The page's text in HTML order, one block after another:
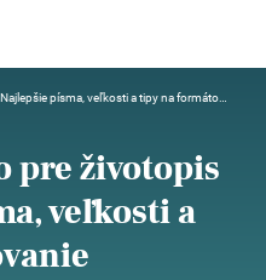
Najlepšie písmo pre životopis – Najlepšie písma, veľkosti a tipy na formátovanie
pre životopis
veľkosti a